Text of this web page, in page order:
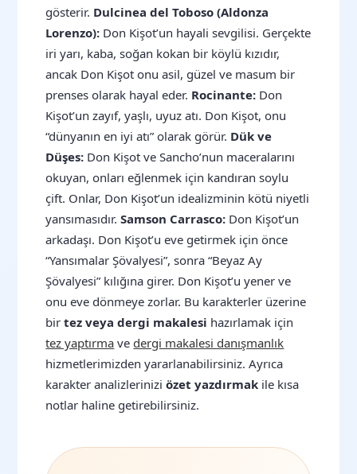
gösterir. Dulcinea del Toboso (Aldonza
Lorenzo): Don Kişot’un hayali sevgilisi. Gerçekte
iri yarı, kaba, soğan kokan bir köylü kızıdır,
ancak Don Kişot onu asil, güzel ve masum bir
prenses olarak hayal eder. Rocinante: Don
Kişot’un zayıf, yaşlı, uyuz atı. Don Kişot, onu
“dünyanın en iyi atı” olarak görür. Dük ve
Düşes: Don Kişot ve Sancho’nun maceralarını
okuyan, onları eğlenmek için kandıran soylu
çift. Onlar, Don Kişot’un idealizminin kötü niyetli
yansımasıdır.Samson Carrasco: Don Kişot’un
arkadaşı. Don Kişot’u eve getirmek için önce
“Yansımalar Şövalyesi”, sonra “Beyaz Ay
Şövalyesi” kılığına girer. Don Kişot’u yener ve
onu eve dönmeye zorlar. Bu karakterler üzerine
birtez veya dergi makalesi hazırlamak için
tez yaptırma ve dergi makalesi danışmanlık
hizmetlerimizden yararlanabilirsiniz. Ayrıca
karakter analizleriniziözet yazdırmak ile kısa
notlar haline getirebilirsiniz.